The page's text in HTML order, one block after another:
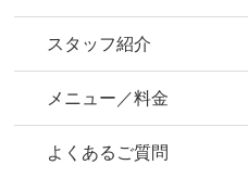
スタッフ紹介
メニュー／料金
よくあるご質問